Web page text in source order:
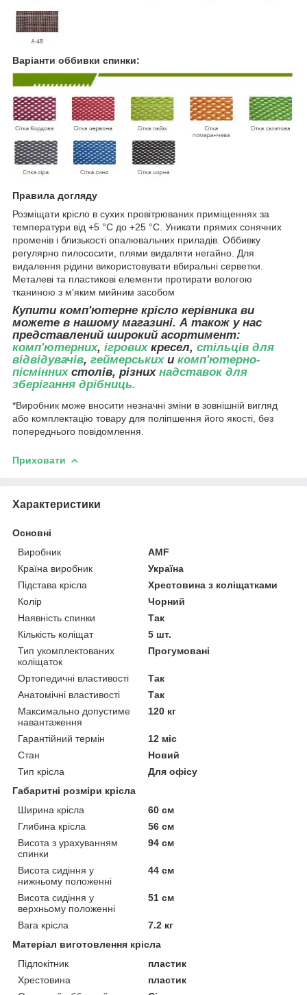
Варіанти оббивки спинки:
Правила догляду
Розміщати крісло в сухих провітрюваних приміщеннях за
температури від +5 °C до +25 °C. Уникати прямих сонячних
променів і близькості опалювальних приладів. Оббивку
регулярно пилососити, плями видаляти негайно. Для
видалення рідини використовувати вбиральні серветки.
Металеві та пластикові елементи протирати вологою
тканиною з м'яким мийним засобом
Купити комп'ютерне крісло керівника ви
можете в нашому магазині. А також у нас
представлений широкий асортимент:
комп'ютерних, ігровихкресел, стільців для
відвідувачів, геймерськихи комп'ютерно-
пісміннихстолів, різних надставок для
зберігання дрібниць.
*Виробник може вносити незначні зміни в зовнішній вигляд
або комплектацію товару для поліпшення його якості, без
попереднього повідомлення.
Приховати
Характеристики
Основні
Виробник
AMF
Країна виробник
Україна
Підстава крісла
Хрестовина з коліщатками
Колір
Чорний
Наявність спинки
Так
Кількість коліщат
5 шт.
Тип укомплектованих
коліщаток
Прогумовані
Ортопедичні властивості
Так
Анатомічні властивості
Так
Максимально допустиме
навантаження
120 кг
Гарантійний термін
12 міс
Стан
Новий
Тип крісла
Для офісу
Габаритні розміри крісла
Ширина крісла
60 см
Глибина крісла
56 см
Висота з урахуванням
спинки
94 см
Висота сидіння у
нижньому положенні
44 см
Висота сидіння у
верхньому положенні
51 см
Вага крісла
7.2 кг
Матеріал виготовлення крісла
Підлокітник
пластик
Хрестовина
пластик